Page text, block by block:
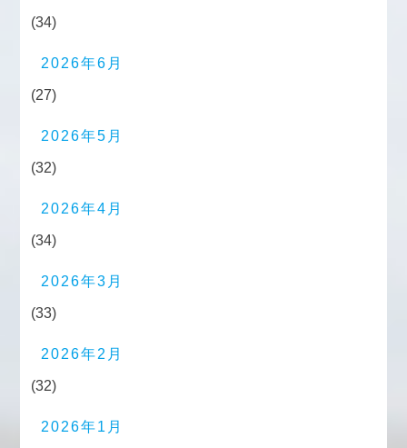
(34)
2026年6月
(27)
2026年5月
(32)
2026年4月
(34)
2026年3月
(33)
2026年2月
(32)
2026年1月